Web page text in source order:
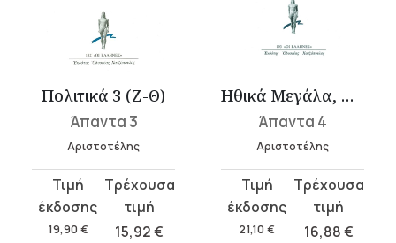
Πολιτικά 3 (Ζ-Θ)
Άπαντα 3
Αριστοτέλης
19,90 €
Original
price
was:
15,92€
τρέχουσα
τιμή
Ηθικά Μεγάλα, Οικονομικός, Περί αρετών και κακιών
Άπαντα 4
Αριστοτέλης
21,10 €
Original
price
was:
16,88€
τρέχουσα
τιμή